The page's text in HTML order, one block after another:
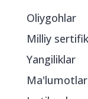
Oliygohlar
Milliy
Yangiliklar
Ma'lumotlar